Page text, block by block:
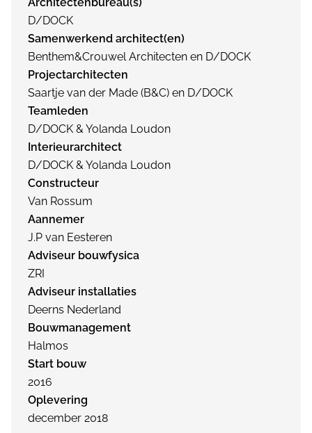
D/DOCK
Samenwerkend architect(en)
Benthem&Crouwel Architecten en D/DOCK
Projectarchitecten
Saartje van der Made (B&C) en D/DOCK
Teamleden
D/DOCK & Yolanda Loudon
Interieurarchitect
D/DOCK & Yolanda Loudon
Constructeur
Van Rossum
Aannemer
J.P van Eesteren
Adviseur bouwfysica
ZRI
Adviseur installaties
Deerns Nederland
Bouwmanagement
Halmos
Start bouw
2016
Oplevering
december 2018